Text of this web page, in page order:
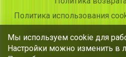
Политика использования
Copyright © Insofta
права
Мы используем cookie для
Настройки можно изменить в